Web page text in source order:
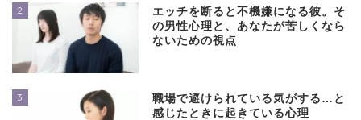
2
エッチを断ると不機嫌になる彼。そ
の男性心理と、あなたが苦しくなら
ないための視点
3
職場で避けられている気がする…と
感じたときに起きている心理